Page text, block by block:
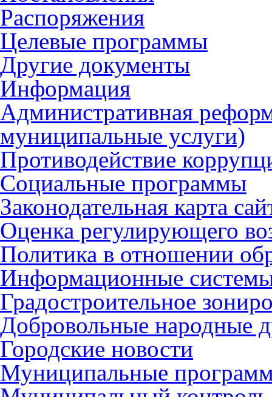
Распоряжения
Целевые программы
Другие документы
Информация
Административная
муниципальные услуги)
Противодействие
Социальные программы
Законодательная карта
Оценка регулирующего
Политика в отношении
Информационные
Градостроительное
Добровольные народные
Городские новости
Муниципальные